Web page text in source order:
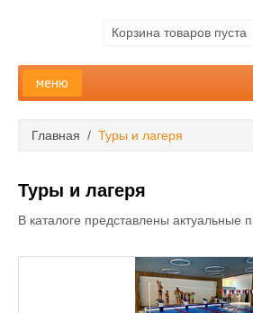
Корзина товаров пуста
меню
Информация:
Главная / Туры и лагеря
Туры и лагеря
В каталоге представлены актуальные